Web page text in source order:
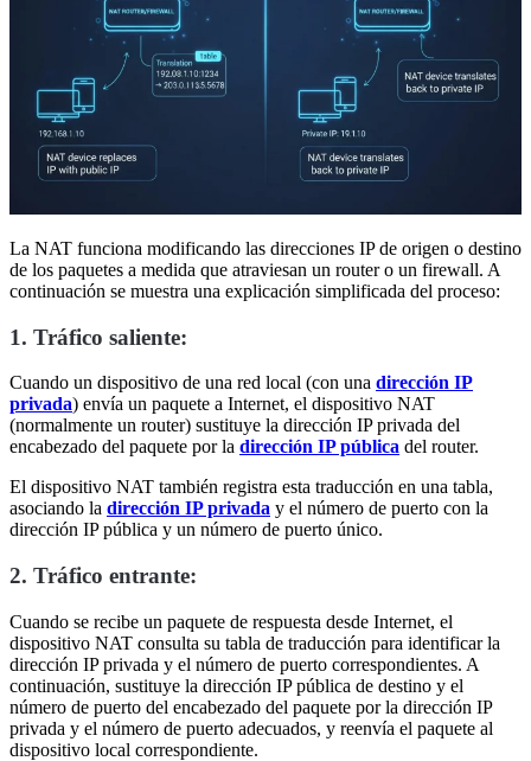
La NAT funciona modificando las direcciones IP de origen o destino
de los paquetes a medida que atraviesan un router o un firewall. A
continuación se muestra una explicación simplificada del proceso:
1. Tráfico saliente:
Cuando un dispositivo de una red local (con una dirección IP
privada) envía un paquete a Internet, el dispositivo NAT
(normalmente un router) sustituye la dirección IP privada del
encabezado del paquete por la dirección IP pública del router.
El dispositivo NAT también registra esta traducción en una tabla,
asociando la dirección IP privada y el número de puerto con la
dirección IP pública y un número de puerto único.
2. Tráfico entrante:
Cuando se recibe un paquete de respuesta desde Internet, el
dispositivo NAT consulta su tabla de traducción para identificar la
dirección IP privada y el número de puerto correspondientes. A
continuación, sustituye la dirección IP pública de destino y el
número de puerto del encabezado del paquete por la dirección IP
privada y el número de puerto adecuados, y reenvía el paquete al
dispositivo local correspondiente.